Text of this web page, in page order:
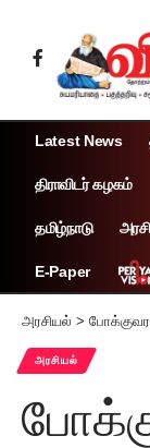
Latest News
திராவிடர் கழகம்
தமிழ்நாடு
E-Paper
அரசியல் >
அரசியல்